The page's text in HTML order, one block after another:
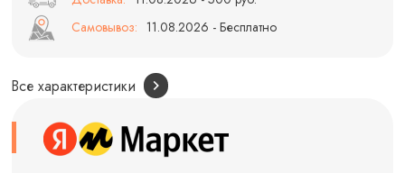
Самовывоз: 11.08.2026 - Бесплатно
Все характеристики